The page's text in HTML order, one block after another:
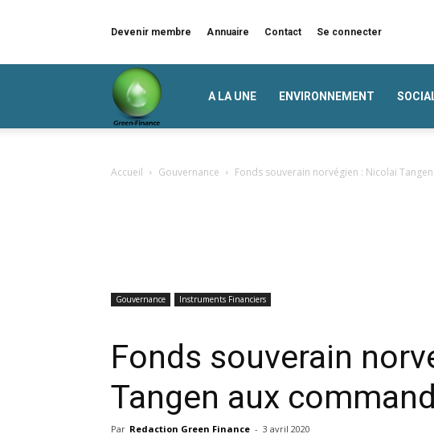
Devenir membre Annuaire Contact Se connecter
A LA UNE ENVIRONNEMENT
Accueil Gouvernance Fonds souverain norvégien : Nicolai
Gouvernance Instruments Financiers
Fonds souverain
Tangen aux
Par Redaction Green Finance - 3 avril 2020